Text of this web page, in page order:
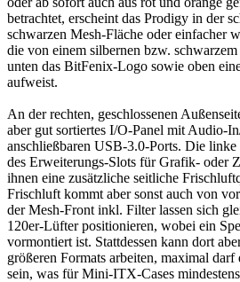
betrachtet, erscheint das Prodigy in der
schwarzen Mesh-Fläche oder einfacher
die von einem silbernen bzw.
unten das BitFenix-Logo sowie oben
aufweist.
An der rechten, geschlossenen
aber gut sortiertes I/O-Panel mit Audio-
anschließbaren USB-3.0-Ports. Die linke
des Erweiterungs-Slots für Grafik- oder
ihnen eine zusätzliche seitliche
Frischluft kommt aber sonst auch von
der Mesh-Front inkl. Filter lassen sich
120er-Lüfter positionieren, wobei ein
vormontiert ist. Stattdessen kann dort
größeren Formats arbeiten, maximal
sein, was für Mini-ITX-Cases